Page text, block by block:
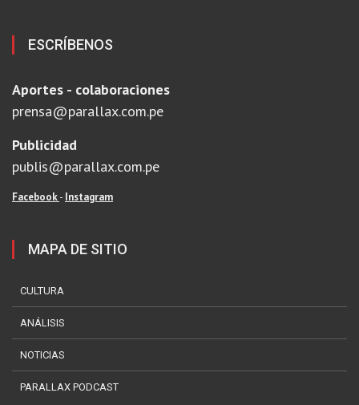
ESCRÍBENOS
Aportes - colaboraciones
prensa@parallax.com.pe
Publicidad
publis@parallax.com.pe
Facebook- Instagram
MAPA DE SITIO
CULTURA
ANÁLISIS
NOTICIAS
PARALLAX PODCAST